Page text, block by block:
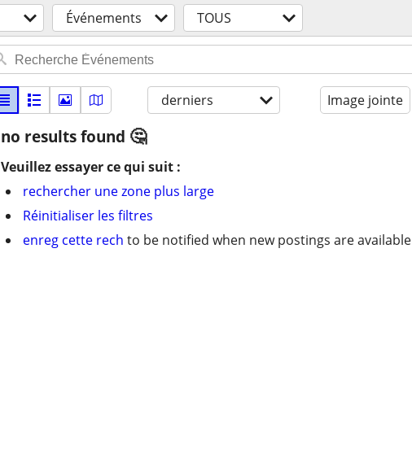
Événements TOUS
derniers Image jointe
no results found
Veuillez essayer ce qui suit :
rechercher une zone plus large
Réinitialiser les filtres
enreg cette rech to be notified when new postings are available